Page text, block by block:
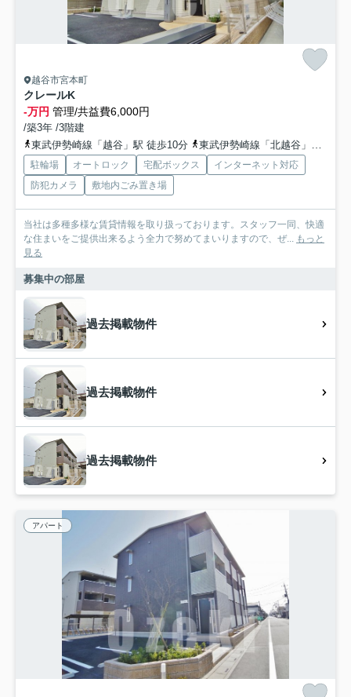
越谷市宮本町
クレールK
-万円 管理/共益費6,000円
/築3年 /3階建
東武伊勢崎線「越谷」駅 徒歩10分
東武伊勢崎線「北越谷」駅 徒歩23分
駐輪場 オートロック 宅配ボックス
インターネット対応
防犯カメラ
敷地内ごみ置き場
当社は多種多様な賃貸情報を取り扱っております。スタッフ一同、快適
な住まいをご提供出来るよう全力で努めてまいりますので、ぜ...
もっと
見る
募集中の部屋
過去掲載物件
過去掲載物件
過去掲載物件
アパート